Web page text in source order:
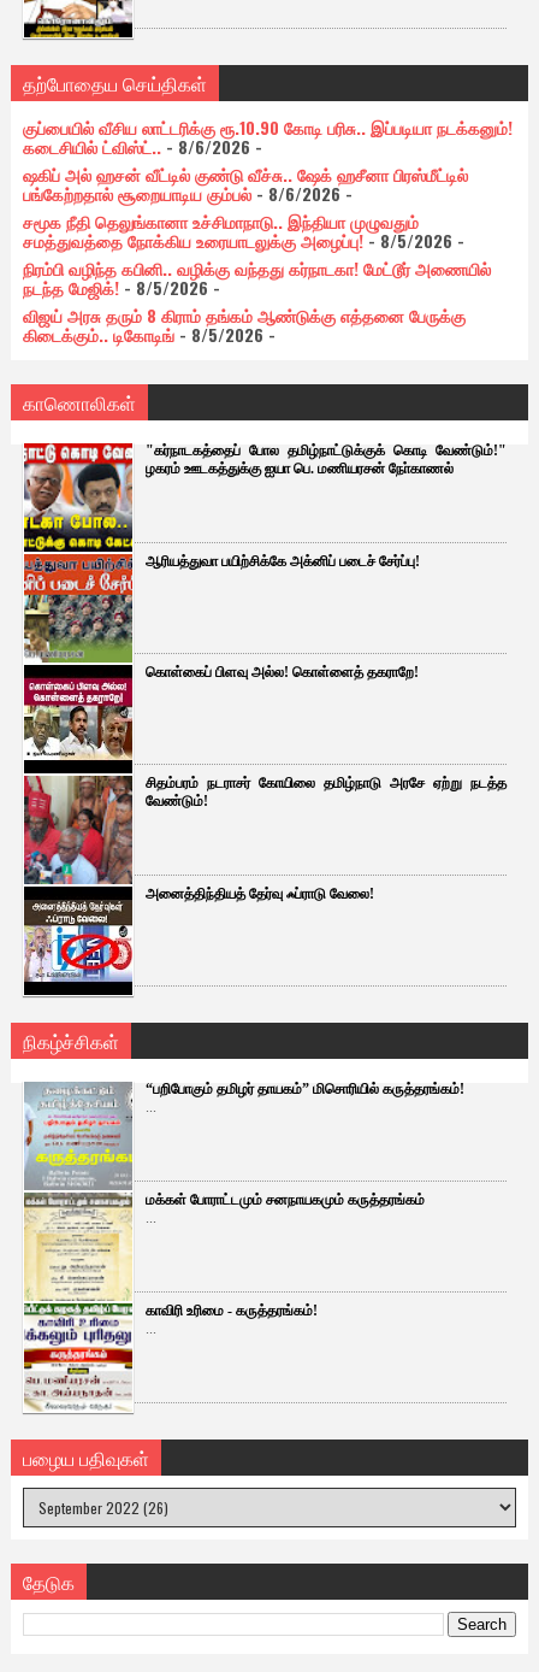
தற்போதைய செய்திகள்
குப்பையில் வீசிய லாட்டரிக்கு ரூ.10.90 கோடி பரிசு.. இப்படியா நடக்கனும்!
கடைசியில் ட்விஸ்ட்..- 8/6/2026 -
ஷகிப் அல் ஹசன் வீட்டில் குண்டு வீச்சு.. ஷேக் ஹசீனா பிரஸ்மீட்டில்
பங்கேற்றதால் சூறையாடிய கும்பல்- 8/6/2026-
சமூக நீதி தெலுங்கானா உச்சிமாநாடு.. இந்தியா முழுவதும்
சமத்துவத்தை நோக்கிய உரையாடலுக்கு அழைப்பு!- 8/5/2026 -
நிரம்பி வழிந்த கபினி.. வழிக்கு வந்தது கர்நாடகா! மேட்டூர் அணையில்
நடந்த மேஜிக்!- 8/5/2026 -
விஜய் அரசு தரும் 8 கிராம் தங்கம் ஆண்டுக்கு எத்தனை பேருக்கு
கிடைக்கும்.. டிகோடிங்- 8/5/2026 -
காணொலிகள்
"கர்நாடகத்தைப் போல தமிழ்நாட்டுக்குக் கொடி வேண்டும்!"
ழகரம் ஊடகத்துக்கு ஐயா பெ. மணியரசன் நோ்காணல்
ஆரியத்துவா பயிற்சிக்கே அக்னிப் படைச் சேர்ப்பு!
கொள்கைப் பிளவு அல்ல! கொள்ளைத் தகராறே!
சிதம்பரம் நடராசர் கோயிலை தமிழ்நாடு அரசே ஏற்று நடத்த
வேண்டும்!
அனைத்திந்தியத் தேர்வு ஃப்ராடு வேலை!
நிகழ்ச்சிகள்
“பறிபோகும் தமிழர் தாயகம்” மிசொரியில் கருத்தரங்கம்!
...
மக்கள் போராட்டமும் சனநாயகமும் கருத்தரங்கம்
...
காவிரி உரிமை - கருத்தரங்கம்!
...
பழைய பதிவுகள்
தேடுக